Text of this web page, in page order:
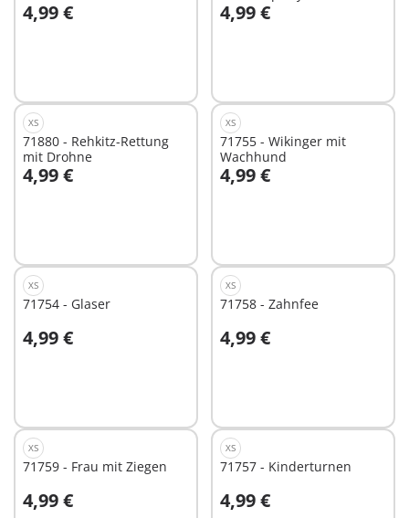
4,99 €
In den Warenkorb 4,99 €
In den Warenkorb
XS
71880 - Rehkitz-Rettung
mit Drohne
4,99 €
In den Warenkorb
XS
71755 - Wikinger mit
Wachhund
4,99 €
In den Warenkorb
XS
71754 - Glaser
4,99 €
In den Warenkorb
XS
71758 - Zahnfee
4,99 €
In den Warenkorb
XS
71759 - Frau mit Ziegen
4,99 €
In den Warenkorb
XS
71757 - Kinderturnen
4,99 €
In den Warenkorb